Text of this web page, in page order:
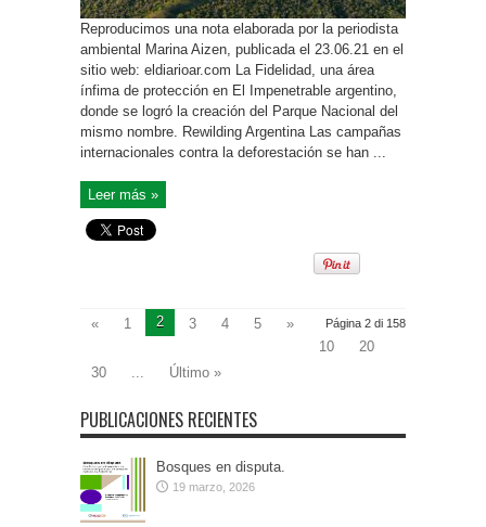
Reproducimos una nota elaborada por la periodista
ambiental Marina Aizen, publicada el 23.06.21 en el
sitio web: eldiarioar.com La Fidelidad, una área
ínfima de protección en El Impenetrable argentino,
donde se logró la creación del Parque Nacional del
mismo nombre. Rewilding Argentina Las campañas
internacionales contra la deforestación se han ...
Leer más »
Página 2 di 158
« 1 2 3 4 5
»
10
20
30
Último »
PUBLICACIONES RECIENTES
Bosques en disputa.
19 marzo, 2026